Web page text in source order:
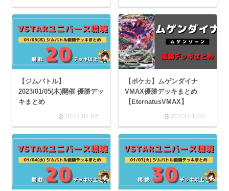
【ジムバトル】
2023/01/05(木)開催 優勝デッ
キまとめ
2023.01.06
【ポケカ】ムゲンダイナ
VMAX優勝デッキまとめ
【EternatusVMAX】
2023.01.05